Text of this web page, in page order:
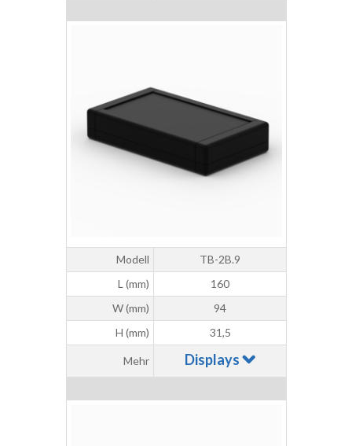
Modell
TB-2B.9
L (mm)
160
W (mm)
94
H (mm)
31,5
Mehr Displays